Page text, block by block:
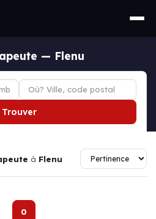
— Flenu
Trouver
à Flenu
0